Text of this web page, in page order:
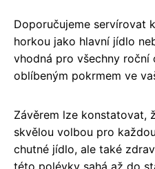
Doporučujeme servírovat
horkou jako hlavní jídlo
vhodná pro všechny roční
oblíbeným pokrmem ve
Závěrem lze konstatovat,
skvělou volbou pro
chutné jídlo, ale také